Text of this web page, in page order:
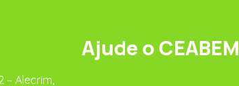
– Alecrim,
Ajude o CEABEM